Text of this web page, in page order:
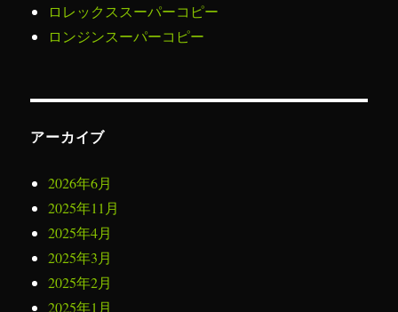
ロレックススーパーコピー
ロンジンスーパーコピー
アーカイブ
2026年6月
2025年11月
2025年4月
2025年3月
2025年2月
2025年1月